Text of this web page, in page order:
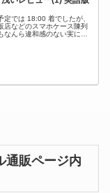
定では 18:00 着でしたが、
店などのスマホケース陳列
んら違和感のない実に安
通販ページ内